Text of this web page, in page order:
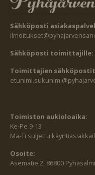
Sähköposti
Sähköposti toimittajille:
Toimittajien
Toimiston aukioloaika:
Ke-Pe 9-13
Ma-Ti suljettu
Osoite:
Asematie 2, 86800 Pyhäsalmi